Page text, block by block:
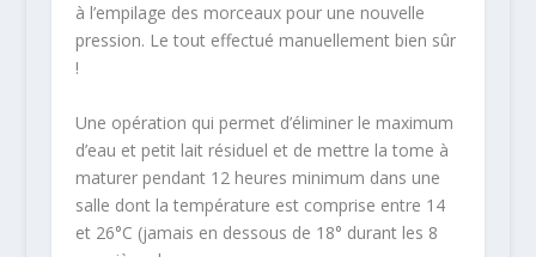
à l’empilage des morceaux pour une nouvelle
pression. Le tout effectué manuellement bien sûr
!
Une opération qui permet d’éliminer le maximum
d’eau et petit lait résiduel et de mettre la tome à
maturer pendant 12 heures minimum dans une
salle dont la température est comprise entre 14
et 26°C (jamais en dessous de 18° durant les 8